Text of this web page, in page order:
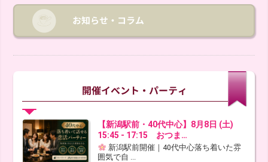
【新潟駅前・40代中心】8月8日 (土)
15:45 - 17:15 おつま…
新潟駅前開催｜40代中心落ち着いた雰
囲気で自 ...